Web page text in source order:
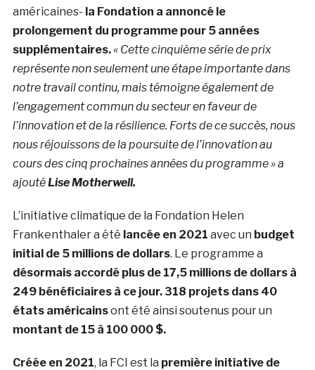
américaines- la Fondation a annoncé le
prolongement du programme pour 5 années
supplémentaires.« Cette cinquième série de prix
représente non seulement une étape importante dans
notre travail continu, mais témoigne également de
l’engagement commun du secteur en faveur de
l’innovation et de la résilience. Forts de ce succès, nous
nous réjouissons de la poursuite de l’innovation au
cours des cinq prochaines années du programme » a
ajoutéLise Motherwell.
L’initiative climatique de la Fondation Helen
Frankenthaler a été lancée en 2021 avec un budget
initial de 5 millions de dollars. Le programme a
désormais accordé plus de 17,5 millions de dollars à
249 bénéficiaires à ce jour. 318 projets dans 40
états américainsont été ainsi soutenus pour un
montant de 15 à 100 000 $.
Créée en 2021, la FCI est la première initiative de